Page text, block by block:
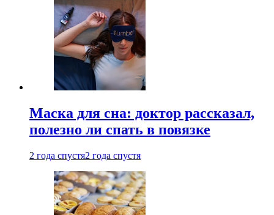
Маска для сна: доктор рассказал,
полезно ли спать в повязке
2 года спустя2 года спустя